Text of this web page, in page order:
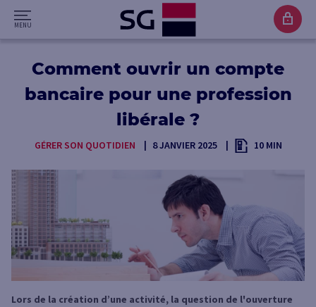
Comment ouvrir un compte
bancaire pour une profession
libérale ?
GÉRER SON QUOTIDIEN 8 JANVIER 2025 10 MIN
Lors de la création d’une activité, la question de l'ouverture